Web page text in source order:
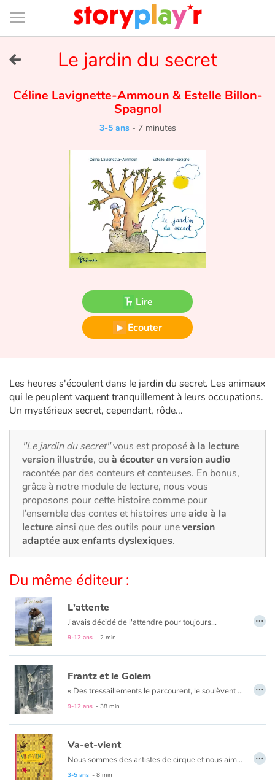
Connexion
Bibliothèque
de
page
Bibliothèque
Contes d'ici et d'ailleurs
Princesses et princes, rois, reines et dragons
Ogres, monstres et sorcières
Écologie, nature, saisons
Les animaux
Voyage, épopée, enquête, aventure
Autour du monde
Apprentissage
Documentaires
En famille
Quotidien et loisirs
À l'école
Fêtes et évènements
Amour et amitié
Sujets de société
Le jardin du secret
Céline Lavignette-Ammoun &Estelle Billon-
Spagnol
3-5 ans- 7 minutes
Lire
Ecouter
Les heures s'écoulent dans le jardin du secret. Les animaux
qui le peuplent vaquent tranquillement à leurs occupations.
Un mystérieux secret, cependant, rôde...
"Le jardin du secret"vous est proposéà la lecture
version illustrée, ou à écouter en version audio
racontée par des conteurs et conteuses. En bonus,
grâce à notre module de lecture, nous vous
proposons pour cette histoire comme pour
l’ensemble des contes et histoires uneaide à la
lecture ainsi que des outils pour uneversion
adaptée aux enfants dyslexiques.
Du même éditeur :
L'attente
J'avais décidé de l'attendre pour toujours...
9-12 ans - 2 min
…
Frantz et le Golem
« Des tressaillements le parcourent, le soulèvent et il se sent comme propulsé dans les airs par une force étrange. Il ouvre les yeux et hagard regarde autour de lui.
9-12 ans - 38 min
…
Va-et-vient
Nous sommes des artistes de cirque et nous aimons bouger, de-ci, de-là, par ici et par là.
3-5 ans - 8 min
…